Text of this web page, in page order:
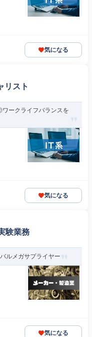
気になる
リスト
ークライフバランスを
気になる
験業務
ルメガサプライヤー
気になる